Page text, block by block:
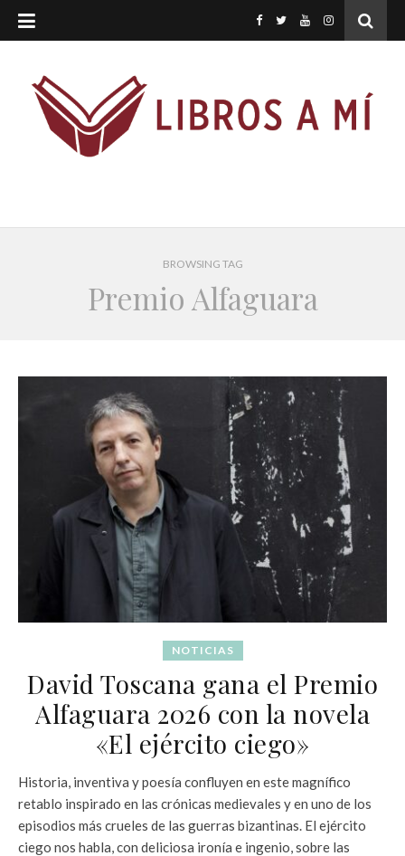
BROWSING TAG
Premio Alfaguara
NOTICIAS
David Toscana gana el Premio
Alfaguara 2026 con la novela
«El ejército ciego»
Historia, inventiva y poesía confluyen en este magnífico
retablo inspirado en las crónicas medievales y en uno de los
episodios más crueles de las guerras bizantinas. El ejército
ciego nos habla, con deliciosa ironía e ingenio, sobre las